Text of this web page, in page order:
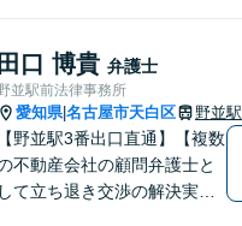
、明るい未来へと進みまし
う。 地域のみなさまからの
相談、お待ちしておりま
す。
田口 博貴 弁護士
並駅前法律事務所
愛知県|名古屋市天白区 野並駅
【野並駅3番出口直通】【複数
不動産会社の顧問弁護士と
して立ち退き交渉の解決実績